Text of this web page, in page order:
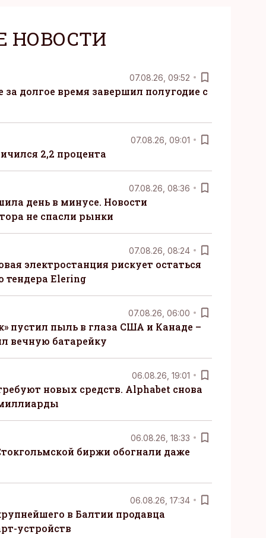
НОВОСТИ
07.08.26, 09:52
долгое время завершил полугодие с
07.08.26, 09:01
2,2 процента
07.08.26, 08:36
день в минусе. Новости
не спасли рынки
07.08.26, 08:24
электростанция рискует остаться
тендера Elering
07.08.26, 06:00
пустил пыль в глаза США и Канаде –
вечную батарейку
06.08.26, 19:01
новых средств. Alphabet снова
06.08.26, 18:33
биржи обогнали даже
06.08.26, 17:34
в Балтии продавца
устройств